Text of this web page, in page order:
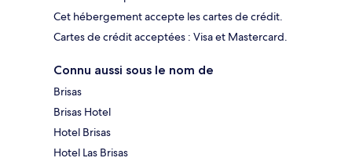
Cet hébergement accepte les cartes de crédit.
Cartes de crédit acceptées : Visa et Mastercard.
Connu aussi sous le nom de
Brisas
Brisas Hotel
Hotel Brisas
Hotel Las Brisas